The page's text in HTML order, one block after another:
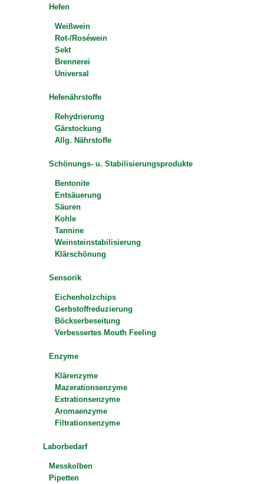
Hefen
Weißwein
Rot-/Roséwein
Sekt
Brennerei
Universal
Hefenährstoffe
Rehydrierung
Gärstockung
Allg. Nährstoffe
Schönungs- u. Stabilisierungsprodukte
Bentonite
Entsäuerung
Säuren
Kohle
Tannine
Weinsteinstabilisierung
Klärschönung
Sensorik
Eichenholzchips
Gerbstoffreduzierung
Böckserbeseitung
Verbessertes Mouth Feeling
Enzyme
Klärenzyme
Mazerationsenzyme
Extrationsenzyme
Aromaenzyme
Filtrationsenzyme
Laborbedarf
Messkolben
Pipetten